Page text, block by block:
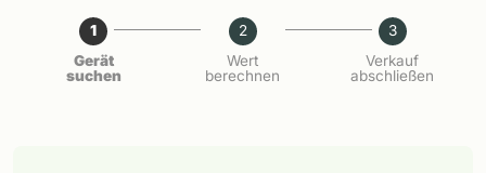
1
Gerät
suchen
2
Wert
berechnen
3
Verkauf
abschließen